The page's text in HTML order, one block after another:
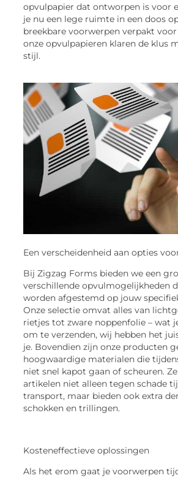
opvulpapier dat ontworpen is voor
je nu een lege ruimte in een doos
breekbare voorwerpen verpakt
onze opvulpapieren klaren de klus
stijl.
Een verscheidenheid aan opties
Bij Zigzag Forms bieden we een
verschillende opvulmogelijkheden
worden afgestemd op jouw
Onze selectie omvat alles van
rietjes tot zware noppenfolie – wat
om te verzenden, wij hebben het
je. Bovendien zijn onze producten
hoogwaardige materialen die
niet snel kapot gaan of scheuren.
artikelen niet alleen tegen schade
transport, maar bieden ook extra
schokken en trillingen.
Kosteneffectieve oplossingen
Als het erom gaat je voorwerpen